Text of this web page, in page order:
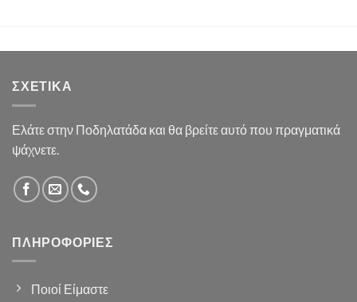
ΣΧΕΤΙΚΆ
Ελάτε στην Ποδηλατάδα και θα βρείτε αυτό που πραγματικά
ψάχνετε.
ΠΛΗΡΟΦΟΡΊΕΣ
Ποιοί Είμαστε